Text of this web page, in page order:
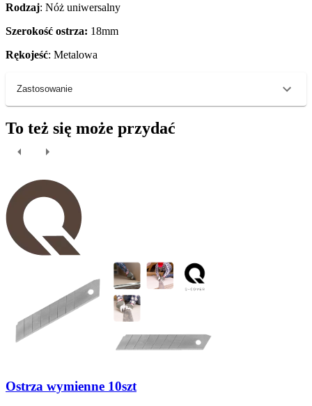
Rodzaj: Nóż uniwersalny
Szerokość ostrza: 18mm
Rękojeść: Metalowa
Zastosowanie
To też się może przydać
Ostrza wymienne 10szt